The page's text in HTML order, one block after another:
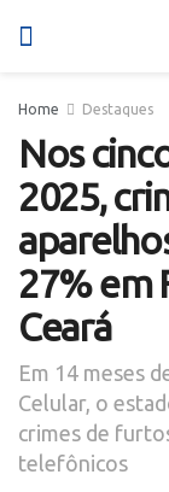
Home Destaques
Nos
2025,
27% em
Ceará
Em 14 meses
Celular, o
crimes de
telefônicos